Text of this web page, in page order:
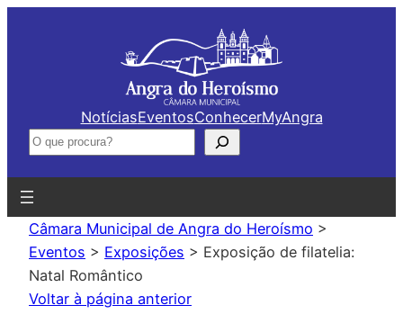
NotíciasEventosConhecerMyAngra
Pesquisar
Câmara Municipal de Angra do Heroísmo >
Eventos > Exposições > Exposição de filatelia:
Natal Romântico
Voltar à página anterior